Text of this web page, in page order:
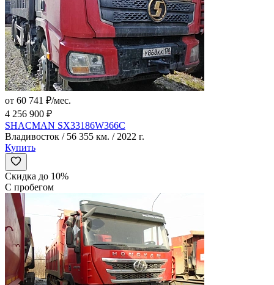
от 60 741 ₽/мес.
4 256 900 ₽
SHACMAN SX33186W366C
Владивосток / 56 355 км. / 2022 г.
Купить
Скидка до 10%
С пробегом